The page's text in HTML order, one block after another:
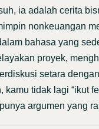
ia adalah cerita
nonkeuangan
bahasa yang
proyek,
setara
kamu tidak lagi “ikut
argumen yang